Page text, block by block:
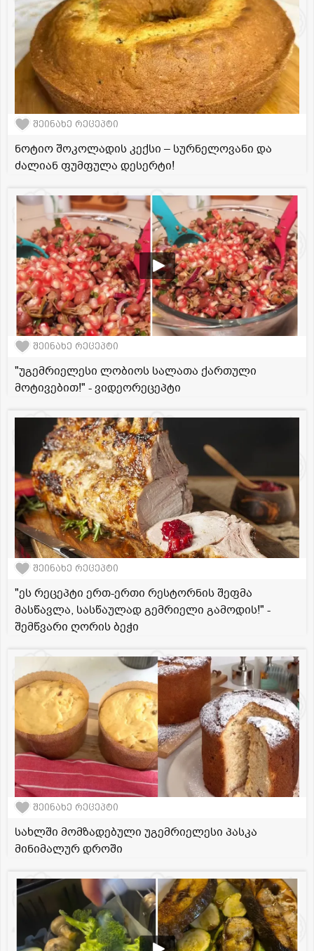
შეინახე რეცეპტი
ნოტიო შოკოლადის კექსი – სურნელოვანი და
ძალიან ფუმფულა დესერტი!
შეინახე რეცეპტი
"უგემრიელესი ლობიოს სალათა ქართული
მოტივებით!" - ვიდეორეცეპტი
შეინახე რეცეპტი
"ეს რეცეპტი ერთ-ერთი რესტორნის შეფმა
მასწავლა, სასწაულად გემრიელი გამოდის!" -
შემწვარი ღორის ბეჭი
შეინახე რეცეპტი
სახლში მომზადებული უგემრიელესი პასკა
მინიმალურ დროში